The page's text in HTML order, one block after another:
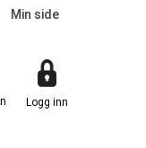
Min side
Logg inn